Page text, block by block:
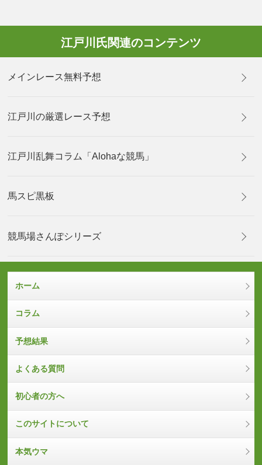
江戸川氏関連のコンテンツ
メインレース無料予想
江戸川の厳選レース予想
江戸川乱舞コラム「Alohaな競馬」
馬スピ黒板
競馬場さんぽシリーズ
ホーム
コラム
予想結果
よくある質問
初心者の方へ
このサイトについて
本気ウマ